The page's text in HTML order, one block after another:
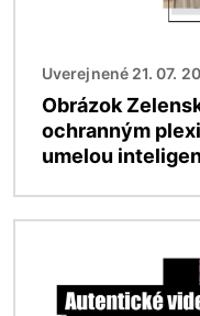
Uverejnené 21. 07.
Obrázok
ochranným
umelou